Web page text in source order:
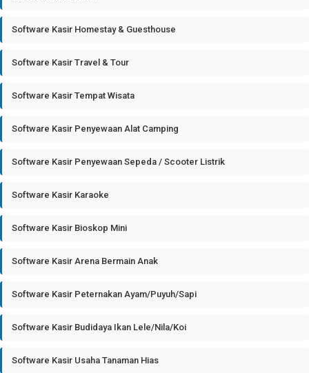
Software Kasir Homestay & Guesthouse
Software Kasir Travel & Tour
Software Kasir Tempat Wisata
Software Kasir Penyewaan Alat Camping
Software Kasir Penyewaan Sepeda / Scooter Listrik
Software Kasir Karaoke
Software Kasir Bioskop Mini
Software Kasir Arena Bermain Anak
Software Kasir Peternakan Ayam/Puyuh/Sapi
Software Kasir Budidaya Ikan Lele/Nila/Koi
Software Kasir Usaha Tanaman Hias